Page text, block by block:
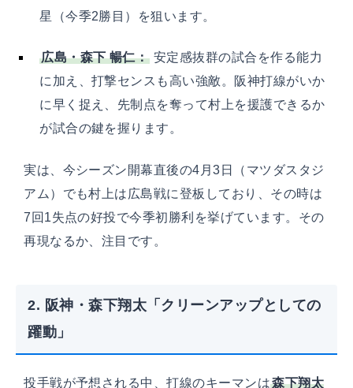
星（今季2勝目）を狙います。
広島・森下 暢仁： 安定感抜群の試合を作る能力
に加え、打撃センスも高い強敵。阪神打線がいか
に早く捉え、先制点を奪って村上を援護できるか
が試合の鍵を握ります。
実は、今シーズン開幕直後の4月3日（マツダスタジ
アム）でも村上は広島戦に登板しており、その時は
7回1失点の好投で今季初勝利を挙げています。その
再現なるか、注目です。
2. 阪神・森下翔太「クリーンアップとしての
躍動」
投手戦が予想される中、打線のキーマンは森下翔太